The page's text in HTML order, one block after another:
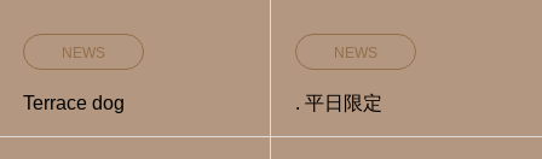
NEWS
Terrace dog
NEWS
. 平日限定️